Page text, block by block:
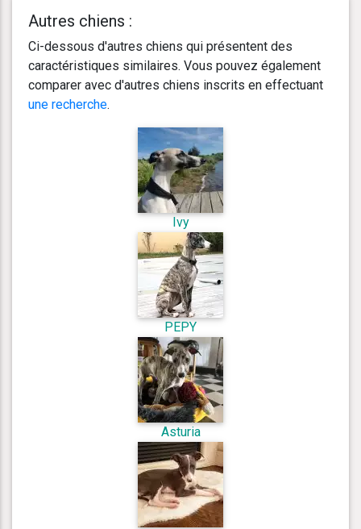
Autres chiens :
Ci-dessous d'autres chiens qui présentent des
caractéristiques similaires. Vous pouvez également
comparer avec d'autres chiens inscrits en effectuant
une recherche.
Ivy
PEPY
Asturia